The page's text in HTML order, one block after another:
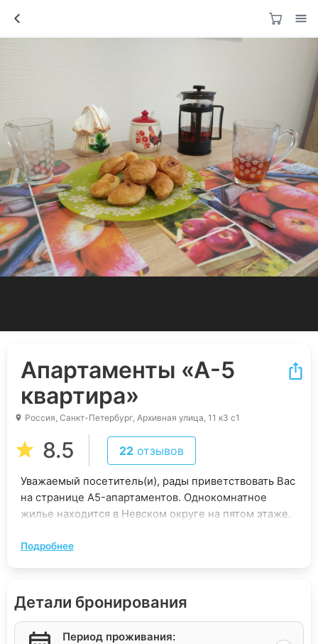
Апартаменты «А-5
квартира»
Россия, Санкт-Петербург, Архивная улица, 11 к3 с1
8.5 22 отзывов
Уважаемый посетитель(и), рады приветствовать Вас
на странице A5-апартаментов. Однокомнатное
жилье находится в Невском округе на пятом этаже.
человек. Прибытие после 15-00. Отъезд до 12-00.
ВНИМАНИЕ! Безоплатное ранее заселение и
гостей на аналогичные даты. Пожалуйста,
заблаговременно сообщите ориентировочное
время Вашего прибытия.
Подробнее
Детали бронирования
Период проживания: